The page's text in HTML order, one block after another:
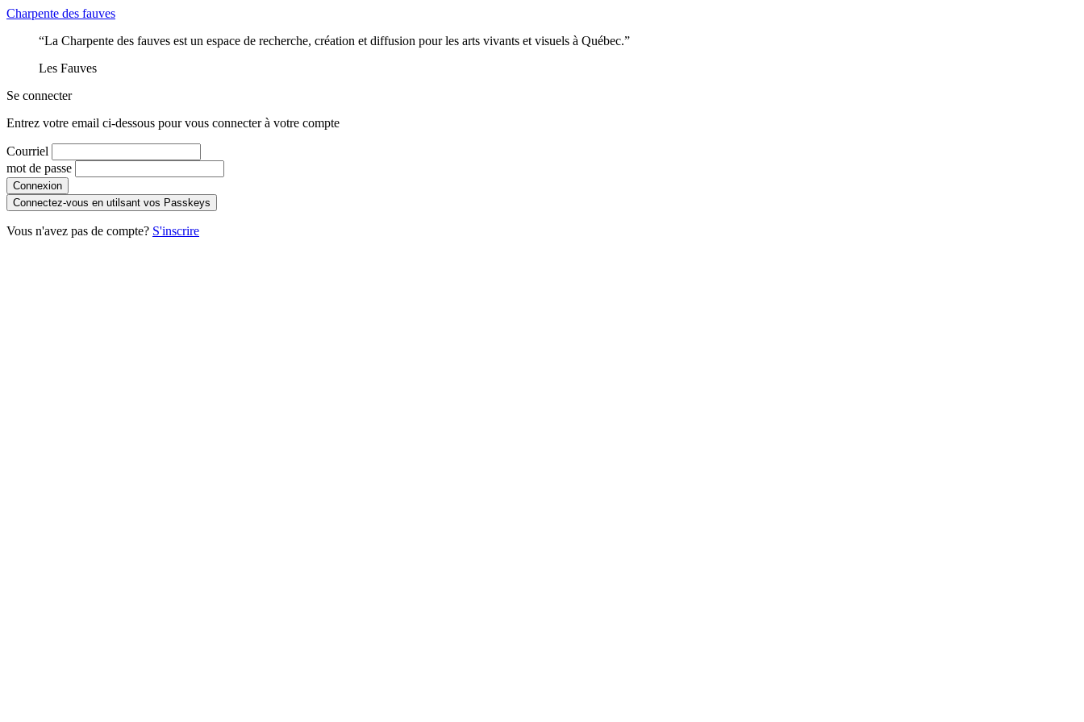
Charpente des fauves
“La Charpente des fauves est un espace de recherche, création et diffusion pour les arts vivants et visuels à Québec.”
Les Fauves
Se connecter
Entrez votre email ci-dessous pour vous connecter à votre compte
Courriel
mot de passe
Connexion
Connectez-vous en utilsant vos Passkeys
Vous n'avez pas de compte? S'inscrire